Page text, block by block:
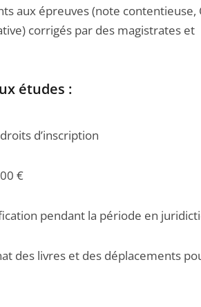
aux épreuves (note contentieuse,
corrigés par des magistrates et
études :
d’inscription
€
pendant la période en
des livres et des déplacements